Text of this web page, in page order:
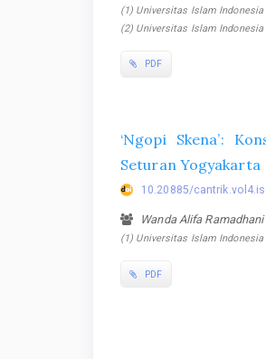
(1) Universitas Islam Indonesia
(2) Universitas Islam Indonesia
PDF
‘Ngopi Skena’:
Seturan Yogyakarta
10.20885/
Wanda Alifa Ramadhani
(1) Universitas Islam Indonesia
PDF